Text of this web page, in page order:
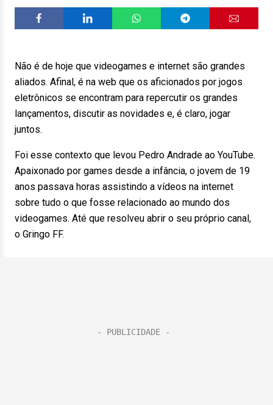
Não é de hoje que videogames e internet são grandes
aliados. Afinal, é na web que os aficionados por jogos
eletrônicos se encontram para repercutir os grandes
lançamentos, discutir as novidades e, é claro, jogar
juntos.
Foi esse contexto que levou Pedro Andrade ao YouTube.
Apaixonado por games desde a infância, o jovem de 19
anos passava horas assistindo a vídeos na internet
sobre tudo o que fosse relacionado ao mundo dos
videogames. Até que resolveu abrir o seu próprio canal,
o Gringo FF.